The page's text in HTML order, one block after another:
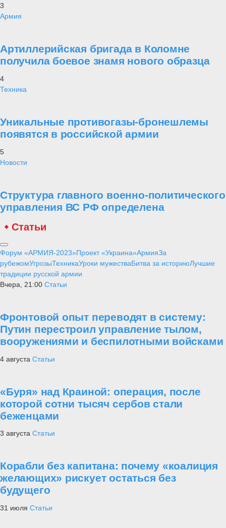
3
Армия
Артиллерийская бригада в Коломне
получила боевое знамя нового образца
4
Техника
Уникальные противогазы-бронешлемы
появятся в российской армии
5
Новости
Структура главного военно-политического
управления ВС РФ определена
Статьи
Форум «АРМИЯ-2023»Проект «Украина»АрмияЗа
рубежомУгрозыТехникаУроки мужестваБитва за историюЛучшие
традиции русской армии
Вчера, 21:00 Статьи
Фронтовой опыт переводят в систему:
Путин перестроил управление тылом,
вооружениями и беспилотными войсками
4 августа Статьи
«Буря» над Краиной: операция, после
которой сотни тысяч сербов стали
беженцами
3 августа Статьи
Корабли без капитана: почему «коалиция
желающих» рискует остаться без
будущего
31 июля Статьи